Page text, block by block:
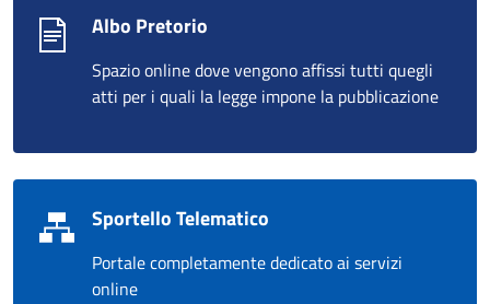
Albo Pretorio
Spazio online dove vengono affissi tutti quegli
atti per i quali la legge impone la pubblicazione
Sportello Telematico
Portale completamente dedicato ai servizi
online